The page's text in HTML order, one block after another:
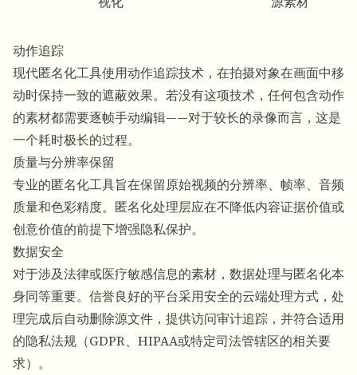
动作追踪
现代匿名化工具使用动作追踪技术，在拍摄对象在画面中移
动时保持一致的遮蔽效果。若没有这项技术，任何包含动作
的素材都需要逐帧手动编辑——对于较长的录像而言，这是
一个耗时极长的过程。
质量与分辨率保留
专业的匿名化工具旨在保留原始视频的分辨率、帧率、音频
质量和色彩精度。匿名化处理层应在不降低内容证据价值或
创意价值的前提下增强隐私保护。
数据安全
对于涉及法律或医疗敏感信息的素材，数据处理与匿名化本
身同等重要。信誉良好的平台采用安全的云端处理方式，处
理完成后自动删除源文件，提供访问审计追踪，并符合适用
的隐私法规（GDPR、HIPAA或特定司法管辖区的相关要
求）。